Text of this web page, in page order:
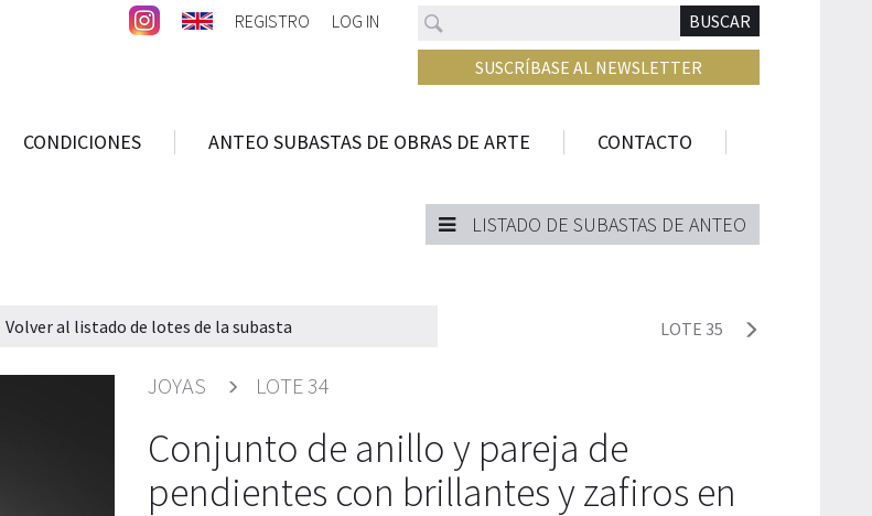
Buscar BUSCAR
REGISTRO LOG IN
SUSCRÍBASE AL NEWSLETTER
CONDICIONES ANTEO SUBASTAS DE OBRAS DE ARTE CONTACTO
LISTADO DE SUBASTAS DE ANTEO
Volver al listado de lotes de la subasta LOTE 35
JOYAS LOTE 34
Conjunto de anillo y pareja de
pendientes con brillantes y zafiros en